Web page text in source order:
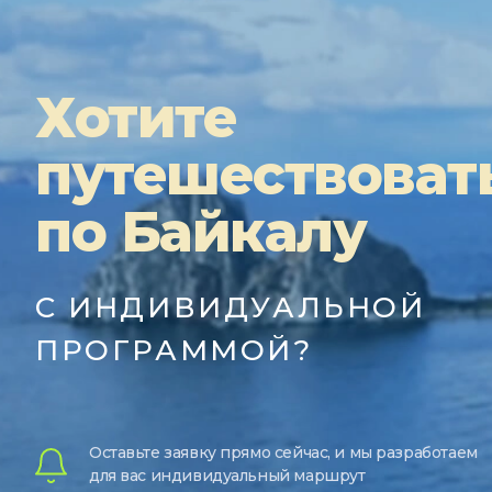
Хотите
по Байкалу
С ИНДИВИДУАЛЬНОЙ
ПРОГРАММОЙ?
Оставьте заявку прямо сейчас, и мы разработаем
для вас индивидуальный маршрут